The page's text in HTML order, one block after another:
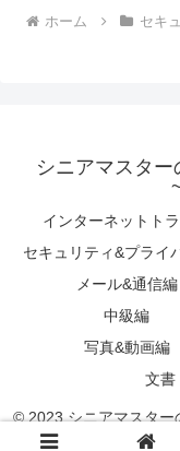
ホーム セキ
シニアマスタ
インターネットト
セキュリティ&プライ
メール&通信編
中級編
写真&動画編
文書
© 2023 シニアマスター